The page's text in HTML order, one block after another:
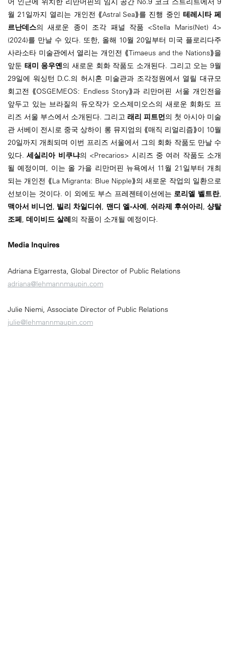
월 21일까지 열리는 개인전 ⟪Astral Sea⟫를 진행 중인 테레시타 페
르난데스의 새로운 종이 조각 패널 작품 <Stella Maris(Net) 4>
(2024)를 만날 수 있다. 또한, 올해 10월 20일부터 미국 플로리다주
사라소타 미술관에서 열리는 개인전 ⟪Timaeus and the Nations⟫을
앞둔 태미 응우옌의 새로운 회화 작품도 소개된다. 그리고 오는 9월
29일에 워싱턴 D.C.의 허시혼 미술관과 조각정원에서 열릴 대규모
회고전 ⟪OSGEMEOS: Endless Story⟫과 리만머핀 서울 개인전을
앞두고 있는 브라질의 듀오작가 오스제미오스의 새로운 회화도 프
리즈 서울 부스에서 소개된다. 그리고 래리 피트먼의 첫 아시아 미술
관 서베이 전시로 중국 상하이 롱 뮤지엄의 ⟪매직 리얼리즘⟫이 10월
20일까지 개최되며 이번 프리즈 서울에서 그의 회화 작품도 만날 수
있다.세실리아 비쿠냐의 <Precarios> 시리즈 중 여러 작품도 소개
될 예정이며, 이는 올 가을 리만머핀 뉴욕에서 11월 21일부터 개최
되는 개인전 ⟪La Migranta: Blue Nipple⟫의 새로운 작업의 일환으로
선보이는 것이다. 이 외에도 부스 프레젠테이션에는 로리엘 벨트란,
맥아서 비니언, 빌리 차일디쉬, 맨디 엘-사예, 쉬라제 후쉬아리, 샹탈
조페, 데이비드 살레의 작품이 소개될 예정이다.
Media Inquires
Adriana Elgarresta, Global Director of Public Relations
adriana@lehmannmaupin.com
Julie Niemi, Associate Director of Public Relations
julie@lehmannmaupin.com